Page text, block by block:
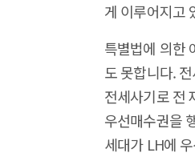
게 이루어지고
특별법에 의한
도 못합니다.
전세사기로 전
우선매수권을
세대가 LH에